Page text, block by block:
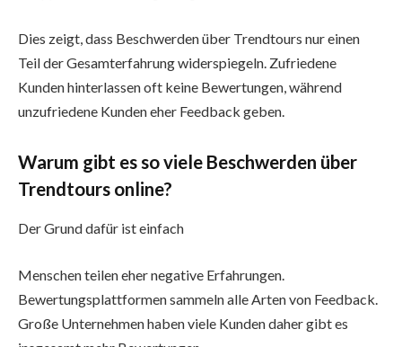
Dies zeigt, dass Beschwerden über Trendtours nur einen
Teil der Gesamterfahrung widerspiegeln. Zufriedene
Kunden hinterlassen oft keine Bewertungen, während
unzufriedene Kunden eher Feedback geben.
Warum gibt es so viele Beschwerden über
Trendtours online?
Der Grund dafür ist einfach
Menschen teilen eher negative Erfahrungen.
Bewertungsplattformen sammeln alle Arten von Feedback.
Große Unternehmen haben viele Kunden daher gibt es